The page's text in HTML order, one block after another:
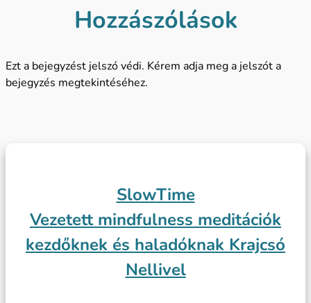
Hozzászólások
Ezt a bejegyzést jelszó védi. Kérem adja meg a jelszót a
bejegyzés megtekintéséhez.
SlowTime
Vezetett mindfulness meditációk
kezdőknek és haladóknak Krajcsó
Nellivel